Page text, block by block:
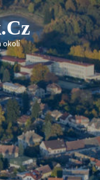
okolí